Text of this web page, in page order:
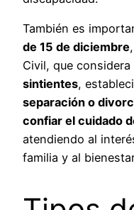
También es
de 15 de diciembre
Civil, que
sintientes,
separación o
confiar el cuidado
atendiendo al
familia y al